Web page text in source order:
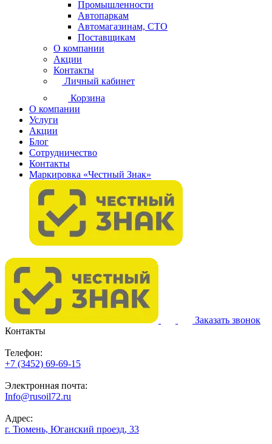
Промышленности
Автопаркам
Автомагазинам, СТО
Поставщикам
О компании
Акции
Контакты
Личный кабинет
Корзина
О компании
Услуги
Акции
Блог
Сотрудничество
Контакты
Маркировка «Честный Знак»
Заказать звонок
Контакты
Телефон:
+7 (3452) 69-69-15
Электронная почта:
Info@rusoil72.ru
Адрес:
г. Тюмень, Юганский проезд, 33